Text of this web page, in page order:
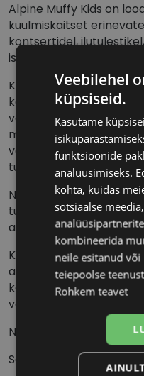
Alpine Muffy Kids on
kuulmiskaitset
kontsertidel,
isegi kodus õppimise ajal.
Kõrvaklapid on
kohanduvad kasvava
vanuses lastele.
mugavuse ka
vastupidav disain
turvaliseks valikuks.
Need sobivad eriti hästi
tundlikkus helide suhtes
aidates luua turva- ja
Kõrvaklapid mitte ainult
aitavad lapsel püsida
keskkonnas, olles
vaba aja tegevuste ajal.
Need vähendavad
Sobivad lastele vanuses
Veebilehel
küpsiseid.
Kasutame
funktsioonide
analüüsimiseks.
kohta, kuidas
sotsiaalse
kombineerida
neile esitanud
teiepoolse
Rohkem teavet